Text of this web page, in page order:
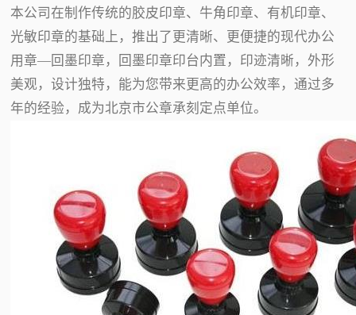
本公司在制作传统的胶皮印章、牛角印章、有机印章、
光敏印章的基础上，推出了更清晰、更便捷的现代办公
用章—回墨印章，回墨印章印台内置，印迹清晰，外形
美观，设计独特，能为您带来更高的办公效率，通过多
年的经验，成为北京市公章承刻定点单位。